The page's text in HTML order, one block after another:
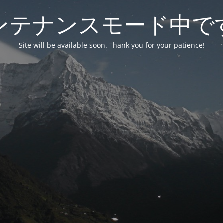
テナンスモード中で
Site will be available soon. Thank you for your patience!